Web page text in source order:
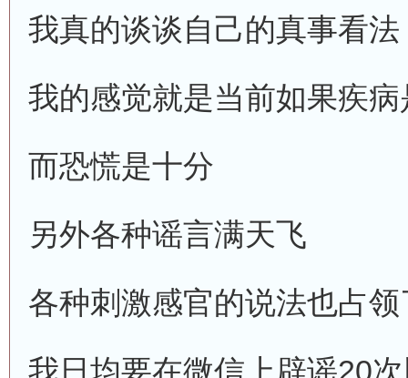
我真的谈谈自己的真事看法
我的感觉就是当前如果疾
而恐慌是十分
另外各种谣言满天飞
各种刺激感官的说法也占
我日均要在微信上辟谣20